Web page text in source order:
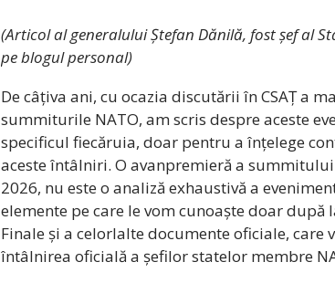
(Articol al generalului Ștefan Dănilă, fost șef al
pe blogul personal)
De câțiva ani, cu ocazia discutării în CSAȚ a
summiturile NATO, am scris despre aceste
specificul fiecăruia, doar pentru a înțelege
aceste întâlniri. O avanpremieră a
2026, nu este o analiză exhaustivă a
elemente pe care le vom cunoaște doar după
Finale și a celorlalte documente oficiale,
întâlnirea oficială a șefilor statelor membre